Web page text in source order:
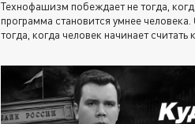
Технофашизм побеждает не тогда,
программа становится умнее
тогда, когда человек начинает